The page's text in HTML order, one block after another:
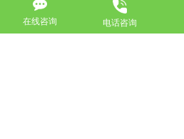
在线咨询 电话咨询